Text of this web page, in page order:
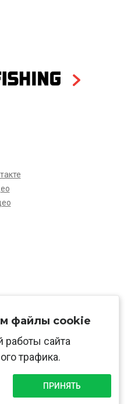
файлы cookie
работы сайта
трафика.
ПРИНЯТЬ